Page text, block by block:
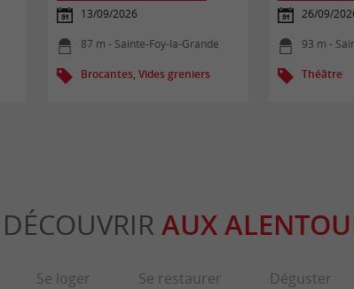
13/09/2026
87 m - Sainte-Foy-la-Grande
Brocantes, Vides greniers
26/09/
93 m -
Théâtre
AUX
Se loger Se restaurer Déguster